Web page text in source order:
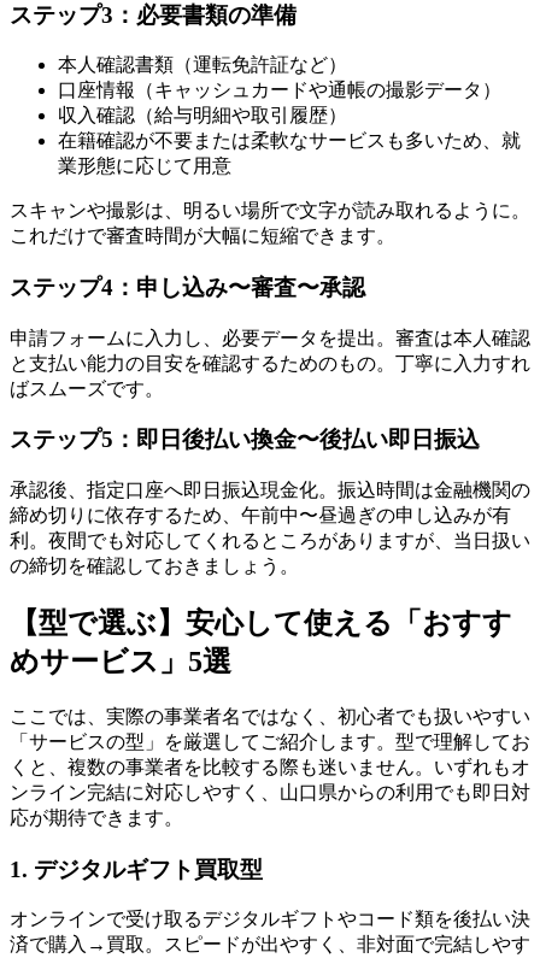
ステップ3：必要書類の準備
本人確認書類（運転免許証など）
口座情報（キャッシュカードや通帳の撮影データ）
収入確認（給与明細や取引履歴）
在籍確認が不要または柔軟なサービスも多いため、就
業形態に応じて用意
スキャンや撮影は、明るい場所で文字が読み取れるように。
これだけで審査時間が大幅に短縮できます。
ステップ4：申し込み〜審査〜承認
申請フォームに入力し、必要データを提出。審査は本人確認
と支払い能力の目安を確認するためのもの。丁寧に入力すれ
ばスムーズです。
ステップ5：即日後払い換金〜後払い即日振込
承認後、指定口座へ即日振込現金化。振込時間は金融機関の
締め切りに依存するため、午前中〜昼過ぎの申し込みが有
利。夜間でも対応してくれるところがありますが、当日扱い
の締切を確認しておきましょう。
【型で選ぶ】安心して使える「おすす
めサービス」5選
ここでは、実際の事業者名ではなく、初心者でも扱いやすい
「サービスの型」を厳選してご紹介します。型で理解してお
くと、複数の事業者を比較する際も迷いません。いずれもオ
ンライン完結に対応しやすく、山口県からの利用でも即日対
応が期待できます。
1. デジタルギフト買取型
オンラインで受け取るデジタルギフトやコード類を後払い決
済で購入→買取。スピードが出やすく、非対面で完結しやす